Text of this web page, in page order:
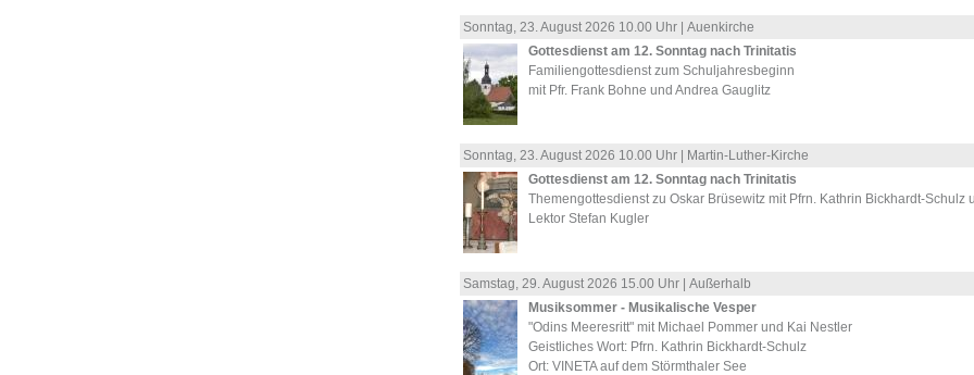
Sonntag, 23.August2026 10.00 Uhr | Auenkirche
Gottesdienst am 12. Sonntag nach Trinitatis
Familiengottesdienst zum Schuljahresbeginn
mit Pfr. Frank Bohne und Andrea Gauglitz
Sonntag, 23.August2026 10.00 Uhr |
Martin-Luther-Kirche
Gottesdienst am 12. Sonntag nach Trinitatis
Themengottesdienst zu Oskar Brüsewitz mit Pfrn. Kathrin Bickhardt-Schulz
Lektor Stefan Kugler
Samstag, 29.August2026 15.00 Uhr | Außerhalb
Musiksommer - Musikalische Vesper
"Odins Meeresritt" mit Michael Pommer und Kai Nestler
Geistliches Wort: Pfrn. Kathrin Bickhardt-Schulz
Ort: VINETA auf dem Störmthaler See